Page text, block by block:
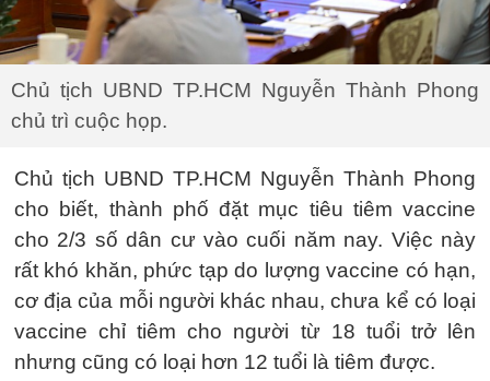
Chủ tịch UBND TP.HCM Nguyễn Thành Phong
chủ trì cuộc họp.
Chủ tịch UBND TP.HCM Nguyễn Thành Phong
cho biết, thành phố đặt mục tiêu tiêm vaccine
cho 2/3 số dân cư vào cuối năm nay. Việc này
rất khó khăn, phức tạp do lượng vaccine có hạn,
cơ địa của mỗi người khác nhau, chưa kể có loại
vaccine chỉ tiêm cho người từ 18 tuổi trở lên
nhưng cũng có loại hơn 12 tuổi là tiêm được.